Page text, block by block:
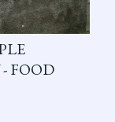
FOOD